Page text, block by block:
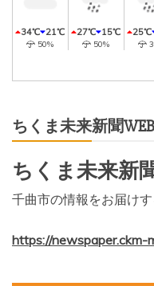
34℃ 21℃
50%
27℃ 15℃
50%
25℃
ちくま未来新聞WEB
ちくま未来新
千曲市の情報をお届け
https://newspaper.ckm-